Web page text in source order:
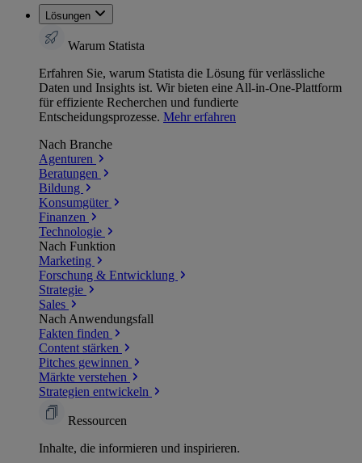
Lösungen
Warum Statista
Erfahren Sie, warum Statista die Lösung für verlässliche
Daten und Insights ist. Wir bieten eine All-in-One-Plattform
für effiziente Recherchen und fundierte
Entscheidungsprozesse. Mehr erfahren
Nach Branche
Agenturen
Beratungen
Bildung
Konsumgüter
Finanzen
Technologie
Nach Funktion
Marketing
Forschung & Entwicklung
Strategie
Sales
Nach Anwendungsfall
Fakten finden
Content stärken
Pitches gewinnen
Märkte verstehen
Strategien entwickeln
Ressourcen
Inhalte, die informieren und inspirieren.